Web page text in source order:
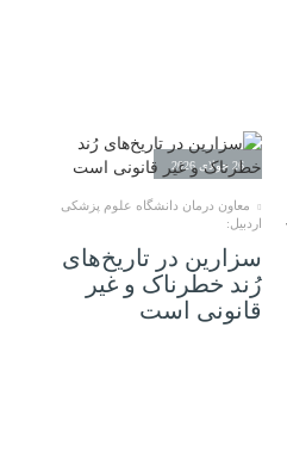
26 جولای 2026
معاون درمان دانشگاه علوم پزشکی
اردبیل:
سزارین در تاریخ‌های
رُند خطرناک و غیر
قانونی است